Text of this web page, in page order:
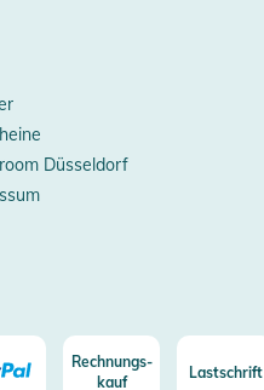
Düsseldorf
Rechnungs-
kauf
Lastschrift